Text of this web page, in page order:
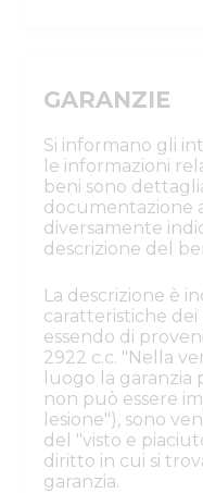
GARANZIE
Si informano gli
le informazioni
beni sono
documentazione
diversamente
descrizione del
La descrizione è
caratteristiche dei
essendo di
2922 c.c. "Nella
luogo la garanzia
non può essere
lesione"), sono
del "visto e
diritto in cui si
garanzia.